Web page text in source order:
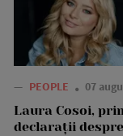
— PEOPLE 07
Laura Cosoi,
declarații